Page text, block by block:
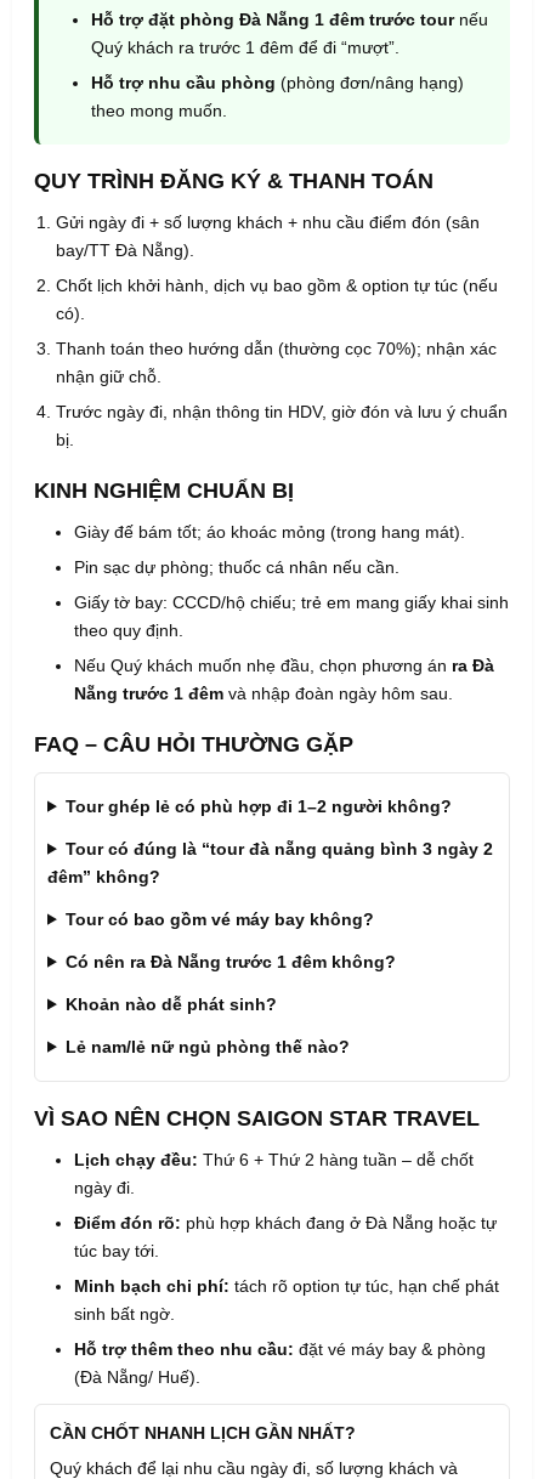
Hỗ trợ đặt phòng Đà Nẵng 1 đêm trước tournếu
Quý khách ra trước 1 đêm để đi “mượt”.
Hỗ trợ nhu cầu phòng (phòng đơn/nâng hạng)
theo mong muốn.
QUY TRÌNH ĐĂNG KÝ & THANH TOÁN
Gửi ngày đi + số lượng khách + nhu cầu điểm đón (sân
bay/TT Đà Nẵng).
Chốt lịch khởi hành, dịch vụ bao gồm & option tự túc (nếu
có).
Thanh toán theo hướng dẫn (thường cọc 70%); nhận xác
nhận giữ chỗ.
Trước ngày đi, nhận thông tin HDV, giờ đón và lưu ý chuẩn
bị.
KINH NGHIỆM CHUẨN BỊ
Giày đế bám tốt; áo khoác mỏng (trong hang mát).
Pin sạc dự phòng; thuốc cá nhân nếu cần.
Giấy tờ bay: CCCD/hộ chiếu; trẻ em mang giấy khai sinh
theo quy định.
Nếu Quý khách muốn nhẹ đầu, chọn phương án ra Đà
Nẵng trước 1 đêm và nhập đoàn ngày hôm sau.
FAQ – CÂU HỎI THƯỜNG GẶP
Tour ghép lẻ có phù hợp đi 1–2 người không?
Tour có đúng là “tour đà nẵng quảng bình 3 ngày 2
đêm” không?
Tour có bao gồm vé máy bay không?
Có nên ra Đà Nẵng trước 1 đêm không?
Khoản nào dễ phát sinh?
Lẻ nam/lẻ nữ ngủ phòng thế nào?
VÌ SAO NÊN CHỌN SAIGON STAR TRAVEL
Lịch chạy đều: Thứ 6 + Thứ 2 hàng tuần – dễ chốt
ngày đi.
Điểm đón rõ: phù hợp khách đang ở Đà Nẵng hoặc tự
túc bay tới.
Minh bạch chi phí: tách rõ option tự túc, hạn chế phát
sinh bất ngờ.
Hỗ trợ thêm theo nhu cầu: đặt vé máy bay & phòng
(Đà Nẵng/ Huế).
CẦN CHỐT NHANH LỊCH GẦN NHẤT?
Quý khách để lại nhu cầu ngày đi, số lượng khách và